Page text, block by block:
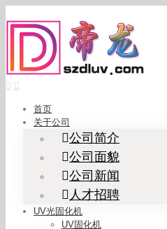
to
content
首页
关于公司
公司简介
公司面貌
公司新闻
人才招聘
UV光固化机
UV固化机